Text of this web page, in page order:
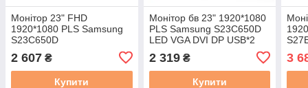
Монітор 23" FHD
1920*1080 PLS Samsung
S23C650D
(LS23C65UDCA) VGA DVI
DP USB*2 Pivot чорний, б/
у А
2 607 ₴
Купити
Монітор бв 23" 1920*1080
PLS Samsung S23C650D
LED VGA DVI DP USB*2
Pivot чорний A Гарантія! #
2 319₴
Купити
3